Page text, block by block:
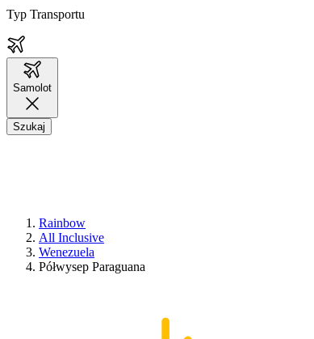
Typ Transportu
Samolot
Szukaj
Rainbow
All Inclusive
Wenezuela
Półwysep Paraguana